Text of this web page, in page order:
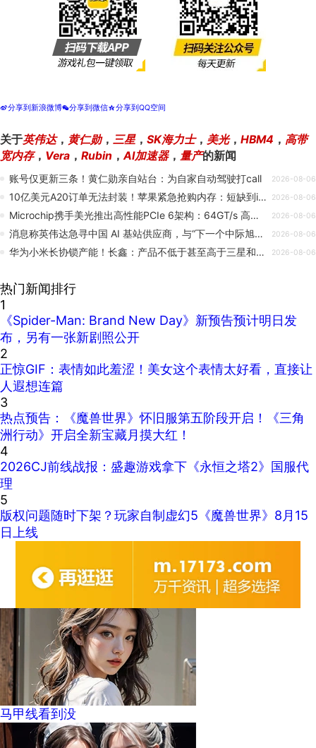
t分享到新浪微博w分享到微信z分享到QQ空间
关于英伟达， 黄仁勋， 三星， SK海力士， 美光， HBM4 ， 高带
宽内存， Vera ， Rubin ，AI加速器， 量产的新闻
账号仅更新三条！黄仁勋亲自站台：为自家自动驾驶打call 2026-08-06
10亿美元A20订单无法封装！苹果紧急抢购内存：短缺到iPhone 18 、Ultra折叠屏量产遇到挑战 2026-08-06
Microchip携手美光推出高性能PCIe 6架构：64GT/s 高速传输 瞄准AI高负载场景 2026-08-06
消息称英伟达急寻中国 AI 基站供应商，与“下一个中际旭创”合作开发 6G 基站 2026-08-06
华为小米长协锁产能！长鑫：产品不低于甚至高于三星和SK海力士 2026-08-06
热门新闻排行
1
《Spider-Man: Brand New Day》新预告预计明日发
布，另有一张新剧照公开
2
正惊GIF：表情如此羞涩！美女这个表情太好看，直接让
人遐想连篇
3
热点预告：《魔兽世界》怀旧服第五阶段开启！《三角
洲行动》开启全新宝藏月摸大红！
4
2026CJ前线战报：盛趣游戏拿下《永恒之塔2》国服代
理
5
版权问题随时下架？玩家自制虚幻5《魔兽世界》8月15
日上线
马甲线看到没